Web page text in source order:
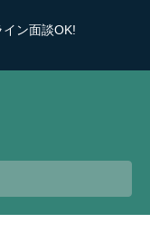
イン面談OK!